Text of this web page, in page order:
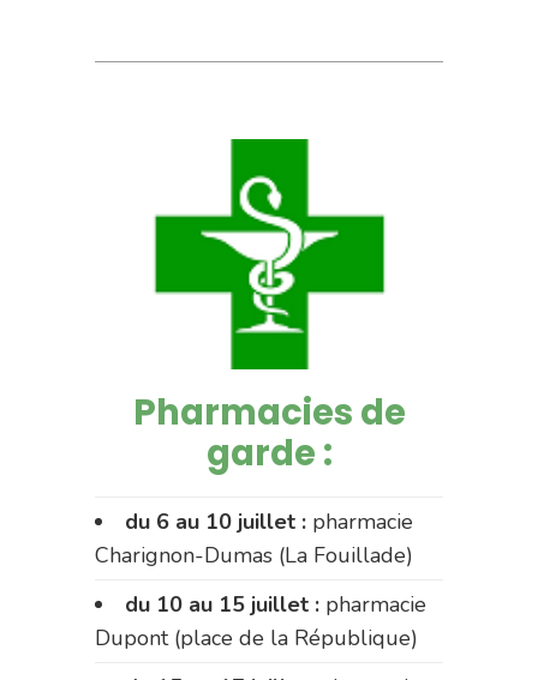
Pharmacies de
garde :
du 6 au 10 juillet : pharmacie
Charignon-Dumas (La Fouillade)
du 10 au 15 juillet : pharmacie
Dupont (place de la République)